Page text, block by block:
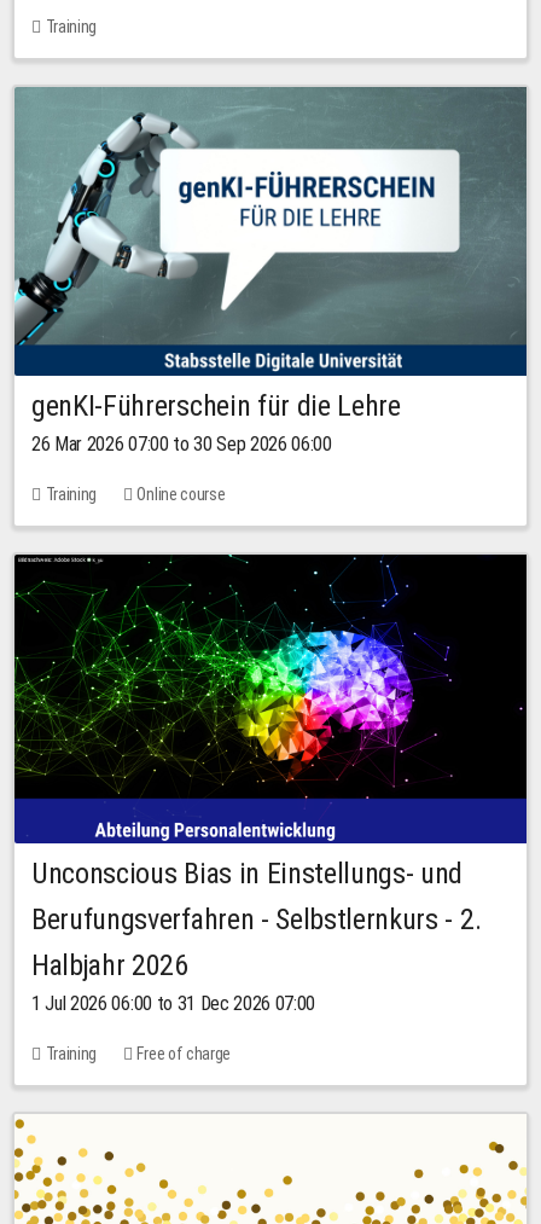
Training
genKI-Führerschein für die Lehre
26 Mar 2026 07:00 to 30 Sep 2026 06:00
Training Online course
Unconscious Bias in Einstellungs- und
Berufungsverfahren - Selbstlernkurs - 2.
Halbjahr 2026
1 Jul 2026 06:00 to 31 Dec 2026 07:00
Training Free of charge